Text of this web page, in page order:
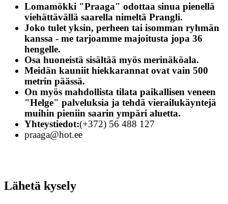
Lomamökki "Praaga" odottaa sinua pienellä
viehättävällä saarella nimeltä Prangli.
Joko tulet yksin, perheen tai isomman ryhmän
kanssa - me tarjoamme majoitusta jopa 36
hengelle.
Osa huoneistä sisältää myös merinäköala.
Meidän kauniit hiekkarannat ovat vain 500
metrin päässä.
On myös mahdollista tilata paikallisen veneen
"Helge" palveluksia ja tehdä vierailukäyntejä
muihin pieniin saarin ympäri aluetta.
Yhteystiedot:(+372) 56 488 127
praaga@hot.ee
Lähetä kysely